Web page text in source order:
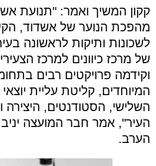
קקון המשיך ואמר: "תנועת
מהפכת הנוער של אשדוד,
לשכונות ותיקות לראשונה
של מרכז כיוונים למרכז
וקידמה פרויקטים רבים
המיוחדים, קליטת עליית
השלישי, הסטודנטים,
העיר", אמר חבר המועצה
הערב.